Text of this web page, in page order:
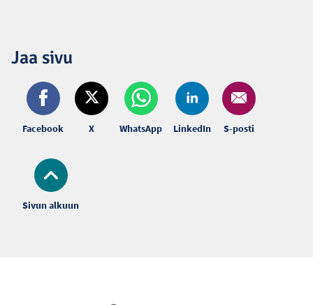
Sivun alkuun
Jaa sivu
Facebook X WhatsApp LinkedIn S-posti